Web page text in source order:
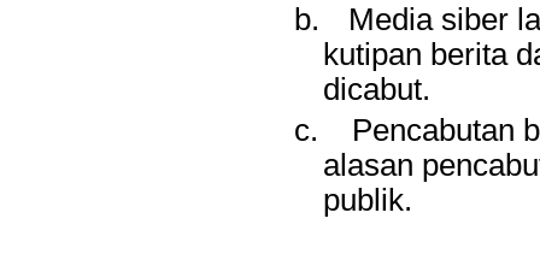
b.
Media siber
kutipan berita
dicabut.
c.
Pencabutan
alasan
publik.